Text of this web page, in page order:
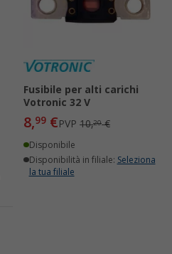
Fusibile per alti carichi
Votronic 32 V
8,99 €PVP 10,20€
Disponibile
Disponibilità in filiale: Seleziona
la tua filiale